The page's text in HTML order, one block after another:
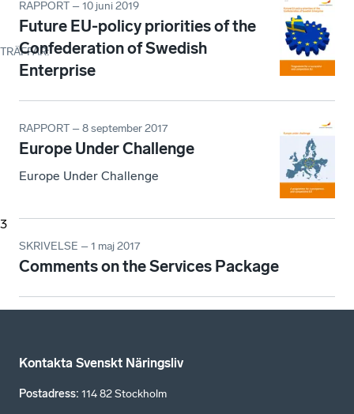
TRÄFFAR:
3
RAPPORT – 10 juni 2019
Future EU-policy priorities of the
Confederation of Swedish
Enterprise
RAPPORT – 8 september 2017
Europe Under Challenge
Europe Under Challenge
SKRIVELSE – 1 maj 2017
Comments on the Services Package
Kontakta Svenskt Näringsliv
Postadress: 114 82 Stockholm